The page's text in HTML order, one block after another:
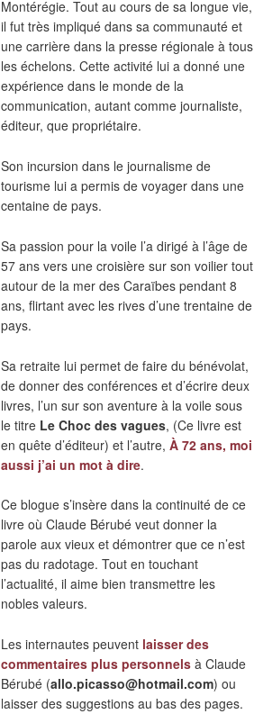
Montérégie. Tout au cours de sa longue vie,
il fut très impliqué dans sa communauté et
une carrière dans la presse régionale à tous
les échelons. Cette activité lui a donné une
expérience dans le monde de la
communication, autant comme journaliste,
éditeur, que propriétaire.
Son incursion dans le journalisme de
tourisme lui a permis de voyager dans une
centaine de pays.
Sa passion pour la voile l’a dirigé à l’âge de
57 ans vers une croisière sur son voilier tout
autour de la mer des Caraïbes pendant 8
ans, flirtant avec les rives d’une trentaine de
pays.
Sa retraite lui permet de faire du bénévolat,
de donner des conférences et d’écrire deux
livres, l’un sur son aventure à la voile sous
le titre Le Choc des vagues, (Ce livre est
en quête d’éditeur) et l’autre, À 72 ans, moi
aussi j’ai un mot à dire.
Ce blogue s’insère dans la continuité de ce
livre où Claude Bérubé veut donner la
parole aux vieux et démontrer que ce n’est
pas du radotage. Tout en touchant
l’actualité, il aime bien transmettre les
nobles valeurs.
Les internautes peuvent laisser des
commentaires plus personnels à Claude
Bérubé (allo.picasso@hotmail.com) ou
laisser des suggestions au bas des pages.